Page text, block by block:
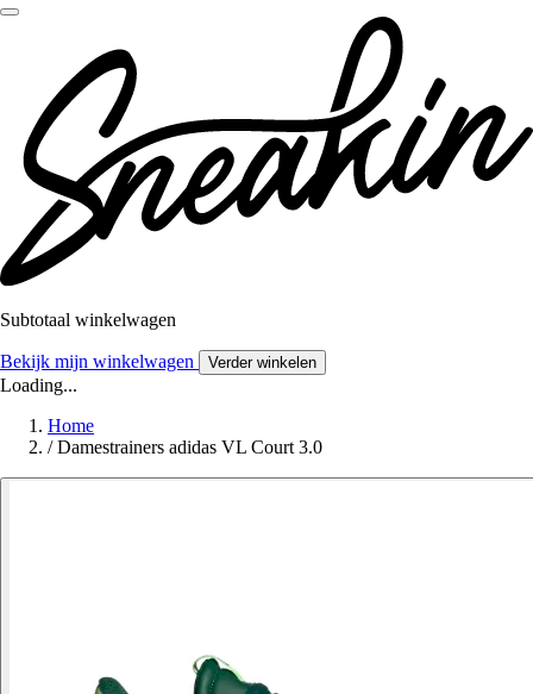
Subtotaal winkelwagen
Bekijk mijn winkelwagen Verder winkelen
Loading...
Home
/ Damestrainers adidas VL Court 3.0